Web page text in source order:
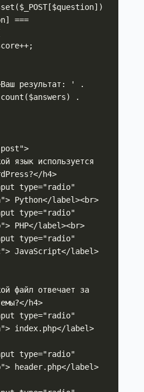
===
.
h4>
Python</label><br>
PHP</label><br>
JavaScript</label>
h4>
index.php</label>
header.php</label>